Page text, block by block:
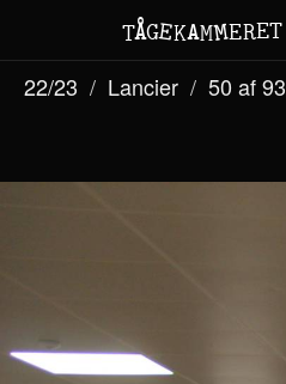
TÅGEKAMMERET
22/23 Lancier 50 af 93